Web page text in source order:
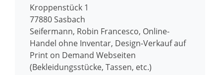
Seifermann, Robin Francesco, Online-
Handel ohne Inventar, Design-Verkauf auf
Print on Demand Webseiten
(Bekleidungsstücke, Tassen, etc.)
Kroppenstück 1
77880Sasbach